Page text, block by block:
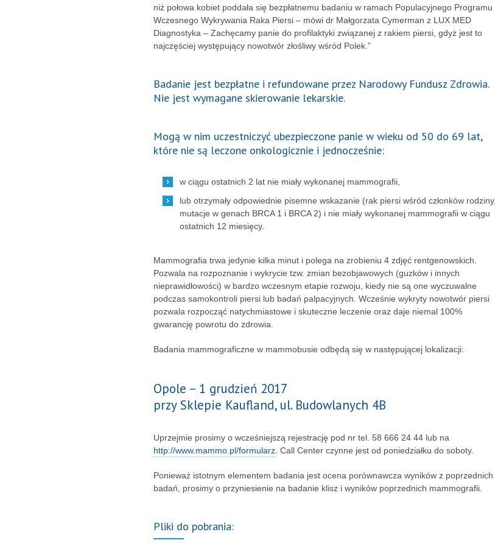
niż połowa kobiet poddała się bezpłatnemu badaniu w ramach Populacyjnego Programu
Wczesnego Wykrywania Raka Piersi – mówi dr Małgorzata Cymerman z LUX MED
Diagnostyka – Zachęcamy panie do profilaktyki związanej z rakiem piersi, gdyż jest to
najczęściej występujący nowotwór złośliwy wśród Polek.”
Badanie jest bezpłatne i refundowane przez Narodowy Fundusz Zdrowia.
Nie jest wymagane skierowanie lekarskie.
Mogą w nim uczestniczyć ubezpieczone panie w wieku od 50 do 69 lat,
które nie są leczone onkologicznie i jednocześnie:
w ciągu ostatnich 2 lat nie miały wykonanej mammografii,
lub otrzymały odpowiednie pisemne wskazanie (rak piersi wśród członków rodziny,
mutacje w genach BRCA 1 i BRCA 2) i nie miały wykonanej mammografii w ciągu
ostatnich 12 miesięcy.
Mammografia trwa jedynie kilka minut i polega na zrobieniu 4 zdjęć rentgenowskich.
Pozwala na rozpoznanie i wykrycie tzw. zmian bezobjawowych (guzków i innych
nieprawidłowości) w bardzo wczesnym etapie rozwoju, kiedy nie są one wyczuwalne
podczas samokontroli piersi lub badań palpacyjnych. Wcześnie wykryty nowotwór piersi
pozwala rozpocząć natychmiastowe i skuteczne leczenie oraz daje niemal 100%
gwarancję powrotu do zdrowia.
Badania mammograficzne w mammobusie odbędą się w następującej lokalizacji:
Opole – 1 grudzień 2017
przy Sklepie Kaufland, ul. Budowlanych 4B
Uprzejmie prosimy o wcześniejszą rejestrację pod nr tel. 58 666 24 44 lub na
http://www.mammo.pl/formularz . Call Center czynne jest od poniedziałku do soboty.
Ponieważ istotnym elementem badania jest ocena porównawcza wyników z poprzednich
badań, prosimy o przyniesienie na badanie klisz i wyników poprzednich mammografii.
Pliki do pobrania: